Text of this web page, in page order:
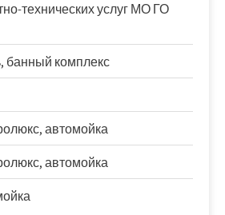
технических услуг МО ГО
комплекс
автомойка
автомойка